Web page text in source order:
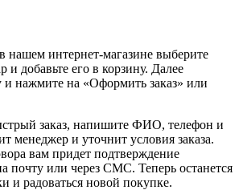
нашем интернет-магазине выберите
и добавьте его в корзину. Далее
и нажмите на «Оформить заказ» или
заказ, напишите ФИО, телефон и
менеджер и уточнит условия заказа.
вам придет подтверждение
почту или через СМС. Теперь останется
и радоваться новой покупке.